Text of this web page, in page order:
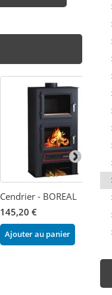
Cendrier - BOREAL
145,20 €
Ajouter au panier